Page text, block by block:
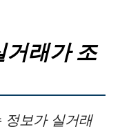
거래가 조
정보가 실거래